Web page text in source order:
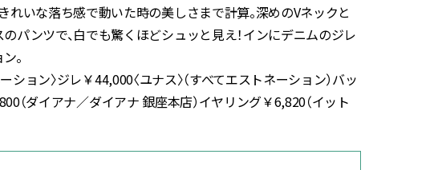
いな落ち感で動いた時の美しさまで計算。深めのVネックと
パンツで、白でも驚くほどシュッと見え！インにデニムのジレ
。
ョン〉ジレ￥44,000〈ユナス〉（すべてエストネーション）バッ
（ダイアナ／ダイアナ 銀座本店）イヤリング￥6,820（イット